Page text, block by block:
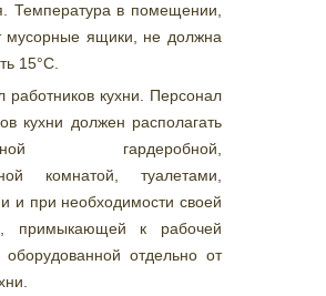
Температура в помещении,
мусорные ящики, не должна
15°С.
работников кухни. Персонал
кухни должен располагать
гардеробной,
комнатой, туалетами,
и при необходимости своей
примыкающей к рабочей
отдельно от